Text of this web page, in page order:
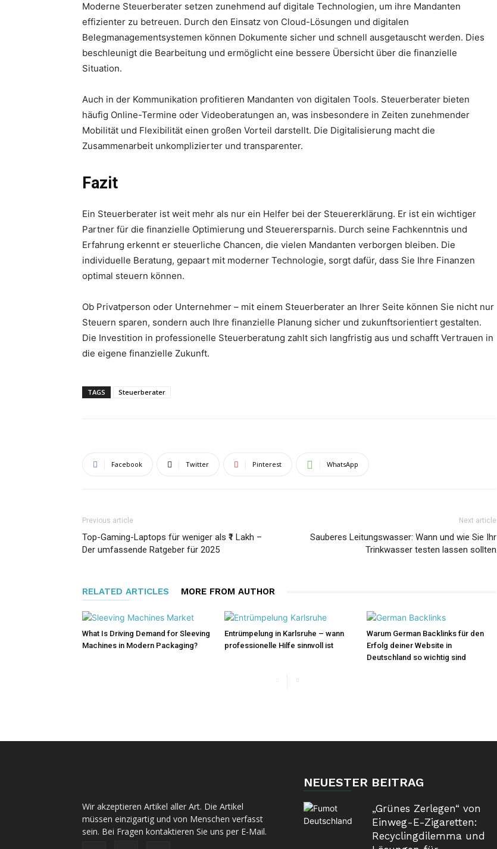
Moderne Steuerberater setzen zunehmend auf digitale Technologien, um ihre Mandanten
effizienter zu betreuen. Durch den Einsatz von Cloud-Lösungen und digitalen
Belegmanagementsystemen können Dokumente sicher und schnell ausgetauscht werden. Dies
beschleunigt die Bearbeitung und ermöglicht eine bessere Übersicht über die finanzielle
Situation.
Auch in der Kommunikation profitieren Mandanten von digitalen Tools. Steuerberater bieten
häufig Online-Termine oder Videoberatungen an, was insbesondere in Zeiten zunehmender
Mobilität und Flexibilität einen großen Vorteil darstellt. Die Digitalisierung macht die
Zusammenarbeit unkomplizierter und transparenter.
Fazit
Ein Steuerberater ist weit mehr als nur ein Helfer bei der Steuererklärung. Er ist ein wichtiger
Partner für die finanzielle Optimierung und Steuerersparnis. Durch seine Fachkenntnis und
Erfahrung erkennt er steuerliche Chancen, die vielen Mandanten verborgen bleiben. Die
individuelle Beratung, gepaart mit moderner Technologie, sorgt dafür, dass Sie Ihre Finanzen
optimal steuern können.
Ob Privatperson oder Unternehmer – mit einem Steuerberater an Ihrer Seite können Sie nicht nur
Steuern sparen, sondern auch Ihre finanzielle Planung sicher und zukunftsorientiert gestalten.
Die Investition in professionelle Steuerberatung zahlt sich langfristig aus und schafft Vertrauen in
die eigene finanzielle Zukunft.
TAGS Steuerberater
Facebook Twitter Pinterest WhatsApp
Previous article
Top-Gaming-Laptops für weniger als ₹1 Lakh –
Der umfassende Ratgeber für 2025
Next article
Sauberes Leitungswasser: Wann und wie Sie Ihr
Trinkwasser testen lassen sollten
RELATED ARTICLES MORE FROM AUTHOR
What Is Driving Demand for Sleeving
Machines in Modern Packaging?
Entrümpelung in Karlsruhe – wann
professionelle Hilfe sinnvoll ist
Warum German Backlinks für den
Erfolg deiner Website in
Deutschland so wichtig sind
Wir akzeptieren Artikel aller Art. Die Artikel
müssen einzigartig und von Menschen verfasst
sein. Bei Fragen kontaktieren Sie uns per E-Mail.
NEUESTER BEITRAG
„Grünes Zerlegen“ von
Einweg-E-Zigaretten:
Recyclingdilemma und